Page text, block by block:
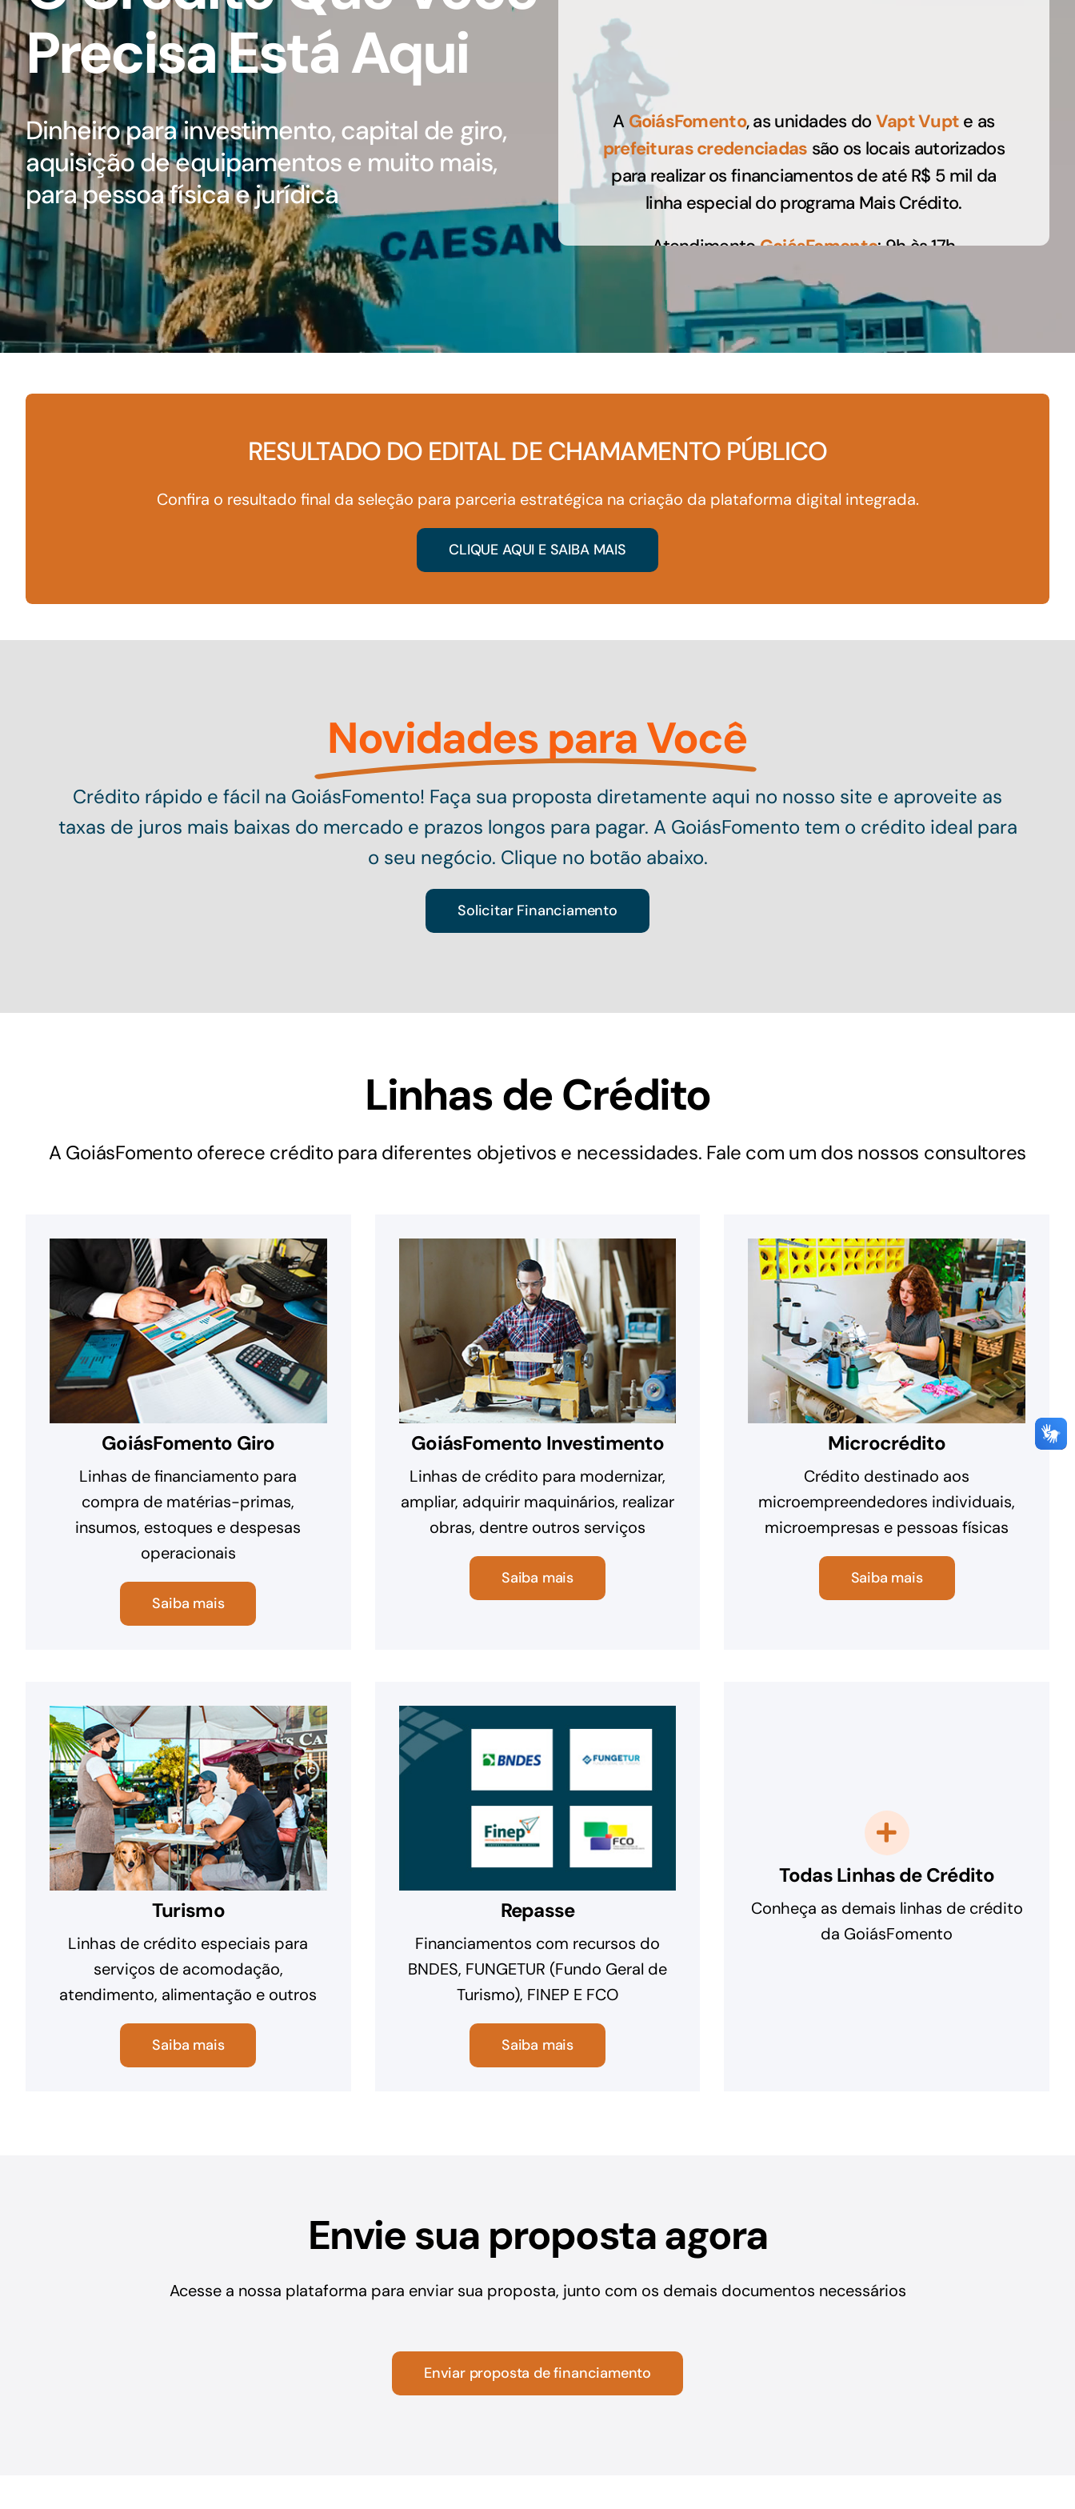
GoiásFomento Giro
Para compra de matérias primas, insumos,
manutenção de estoques e despesas operacionais
GoiásFomento Investimento
Para modernizar, ampliar, adquirir maquinários,
realizar obras, dentre outros serviços
Turismo Repasse Todas Linhas de Crédito
Precisa Está Aqui
Dinheiro para investimento, capital de giro,
aquisição de equipamentos e muito mais,
para pessoa física e jurídica
GoiásFomento
prefeituras credenciadassão os locais autorizados
para realizar os financiamentos de até R$ 5 mil da
linha especial do programa Mais Crédito.
Acesse Aqui
RESULTADO DO EDITAL DE CHAMAMENTO PÚBLICO
Confira o resultado final da seleção para parceria estratégica na criação da plataforma digital integrada.
CLIQUE AQUI E SAIBA MAIS
Novidades para Você
Crédito rápido e fácil na GoiásFomento! Faça sua proposta diretamente aqui no nosso site e aproveite as
taxas de juros mais baixas do mercado e prazos longos para pagar. A GoiásFomento tem o crédito ideal para
o seu negócio. Clique no botão abaixo.
Solicitar Financiamento
Linhas de Crédito
A GoiásFomento oferece crédito para diferentes objetivos e necessidades. Fale com um dos nossos consultores
GoiásFomento Giro
Linhas de financiamento para
compra de matérias-primas,
insumos, estoques e despesas
operacionais
Saiba mais
GoiásFomento Investimento
Linhas de crédito para modernizar,
ampliar, adquirir maquinários, realizar
obras, dentre outros serviços
Saiba mais
Microcrédito
Crédito destinado aos
microempreendedores individuais,
microempresas e pessoas físicas
Saiba mais
Turismo
Linhas de crédito especiais para
serviços de acomodação,
atendimento, alimentação e outros
Saiba mais
Repasse
Financiamentos com recursos do
BNDES, FUNGETUR (Fundo Geral de
Turismo), FINEP E FCO
Saiba mais
Todas Linhas de Crédito
Conheça as demais linhas de crédito
da GoiásFomento
Envie sua proposta agora
Acesse a nossa plataforma para enviar sua proposta, junto com os demais documentos necessários
Enviar proposta de financiamento